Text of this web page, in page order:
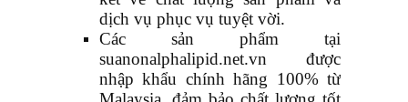
dịch vụ phục vụ tuyệt vời.
Các sản phẩm tại
suanonalphalipid.net.vn được
nhập khẩu chính hãng 100% từ